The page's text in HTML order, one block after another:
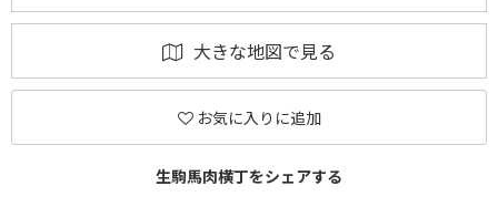
大きな地図で見る
お気に入りに追加
生駒馬肉横丁をシェアする